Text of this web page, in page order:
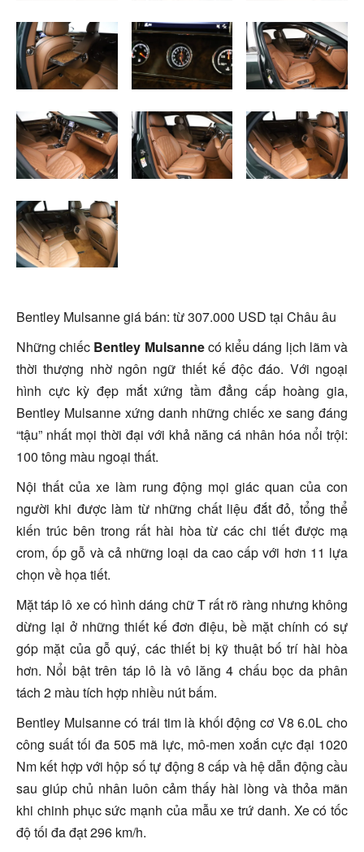
Bentley Mulsanne giá bán: từ 307.000 USD tại Châu âu
Những chiếc Bentley Mulsannecó kiểu dáng lịch lãm và
thời thượng nhờ ngôn ngữ thiết kế độc đáo. Với ngoại
hình cực kỳ đẹp mắt xứng tầm đẳng cấp hoàng gia,
Bentley Mulsanne xứng danh những chiếc xe sang đáng
“tậu” nhất mọi thời đại với khả năng cá nhân hóa nổi trội:
100 tông màu ngoại thất.
Nội thất của xe làm rung động mọi giác quan của con
người khi được làm từ những chất liệu đắt đỏ, tổng thể
kiến trúc bên trong rất hài hòa từ các chi tiết được mạ
crom, ốp gỗ và cả những loại da cao cấp với hơn 11 lựa
chọn về họa tiết.
Mặt táp lô xe có hình dáng chữ T rất rõ ràng nhưng không
dừng lại ở những thiết kế đơn điệu, bề mặt chính có sự
góp mặt của gỗ quý, các thiết bị kỹ thuật bố trí hài hòa
hơn. Nổi bật trên táp lô là vô lăng 4 chấu bọc da phân
tách 2 màu tích hợp nhiều nút bấm.
Bentley Mulsanne có trái tim là khối động cơ V8 6.0L cho
công suất tối đa 505 mã lực, mô-men xoắn cực đại 1020
Nm kết hợp với hộp số tự động 8 cấp và hệ dẫn động cầu
sau giúp chủ nhân luôn cảm thấy hài lòng và thỏa mãn
khi chinh phục sức mạnh của mẫu xe trứ danh. Xecó tốc
độ tối đa đạt 296 km/h.